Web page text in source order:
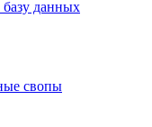
данных
свопы